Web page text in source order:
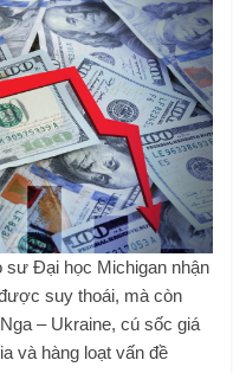
sư Đại học Michigan nhận
suy thoái, mà còn
– Ukraine, cú sốc giá
và hàng loạt vấn đề